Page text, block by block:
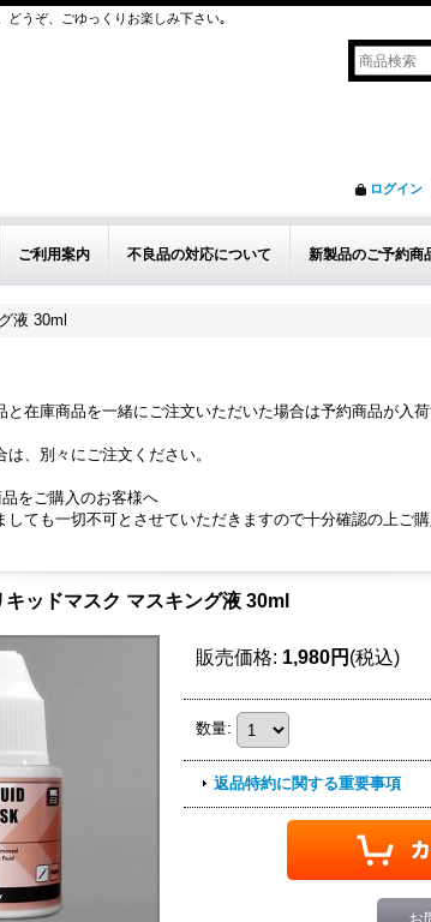
うぞ、ごゆっくりお楽しみ下さい｡
ログイン
ご利用案内 不良品の対応について 新製品のご予約商
液 30ml
と在庫商品を一緒にご注文いただいた場合は予約商品が入
、別々にご注文ください。
をご購入のお客様へ
ても一切不可とさせていただきますので十分確認の上ご購
ッドマスク マスキング液 30ml
販売価格: 1,980円 (税込)
数量:
返品特約に関する重要事項